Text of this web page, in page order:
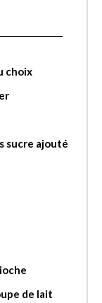
choix
sucre ajouté
de lait